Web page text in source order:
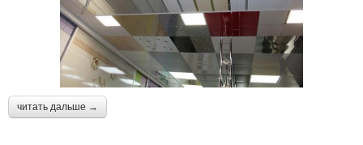
читать дальше →